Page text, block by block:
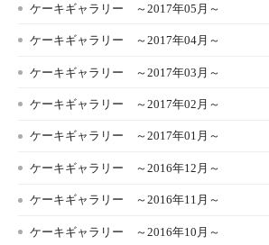
ケーキギャラリー ～2017年05月～
ケーキギャラリー ～2017年04月～
ケーキギャラリー ～2017年03月～
ケーキギャラリー ～2017年02月～
ケーキギャラリー ～2017年01月～
ケーキギャラリー ～2016年12月～
ケーキギャラリー ～2016年11月～
ケーキギャラリー ～2016年10月～